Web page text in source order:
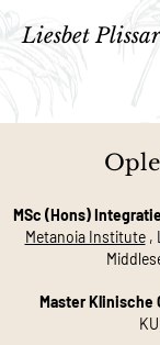
Liesbet
MSc (Hons)
Metanoia Institute,
Master Klinische